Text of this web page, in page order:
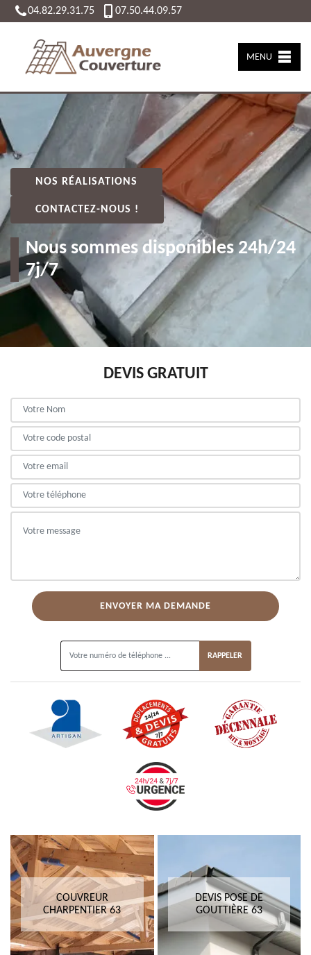
04.82.29.31.75 07.50.44.09.57
MENU
NOS RÉALISATIONS
CONTACTEZ-NOUS !
Nous sommes disponibles 24h/24
7j/7
DEVIS GRATUIT
COUVREUR
CHARPENTIER 63
DEVIS POSE DE
GOUTTIÈRE 63